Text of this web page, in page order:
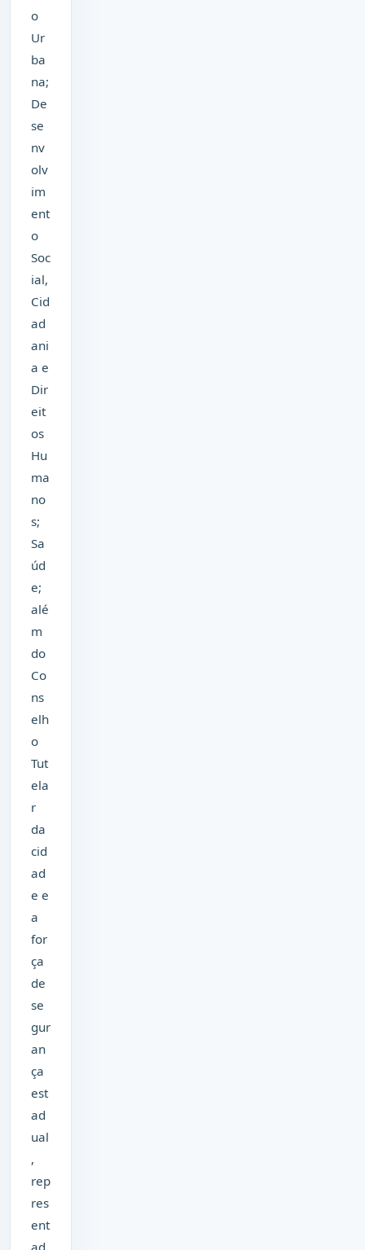
o
Ur
ba
na;
De
se
nv
olv
im
ent
o
Soc
ial,
Cid
ad
ani
a e
Dir
eit
os
Hu
ma
no
s;
Sa
úd
e;
alé
m
do
Co
ns
elh
o
Tut
ela
r
da
cid
ad
e e
a
for
ça
de
se
gur
an
ça
est
ad
ual
,
rep
res
ent
ad